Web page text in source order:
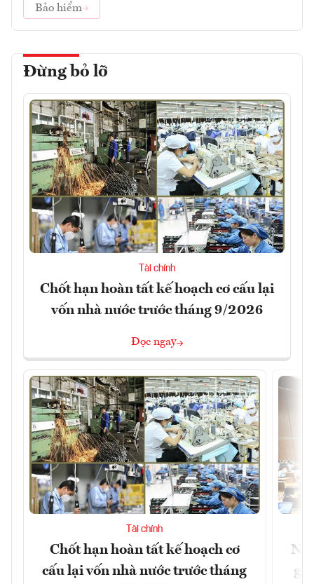
Bảo hiểm
Đừng bỏ lỡ
Tài chính
Chốt hạn hoàn tất kế hoạch cơ cấu lại
vốn nhà nước trước tháng 9/2026
Đọc ngay
Tài chính
Chốt hạn hoàn tất kế hoạch cơ
cấu lại vốn nhà nước trước tháng